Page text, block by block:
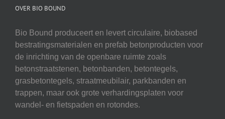
OVER BIO BOUND
Bio Bound produceert en levert circulaire, biobased
bestratingsmaterialen en prefab betonproducten voor
de inrichting van de openbare ruimte zoals
betonstraatstenen, betonbanden, betontegels,
grasbetontegels, straatmeubilair, parkbanden en
trappen, maar ook grote verhardingsplaten voor
wandel- en fietspaden en rotondes.